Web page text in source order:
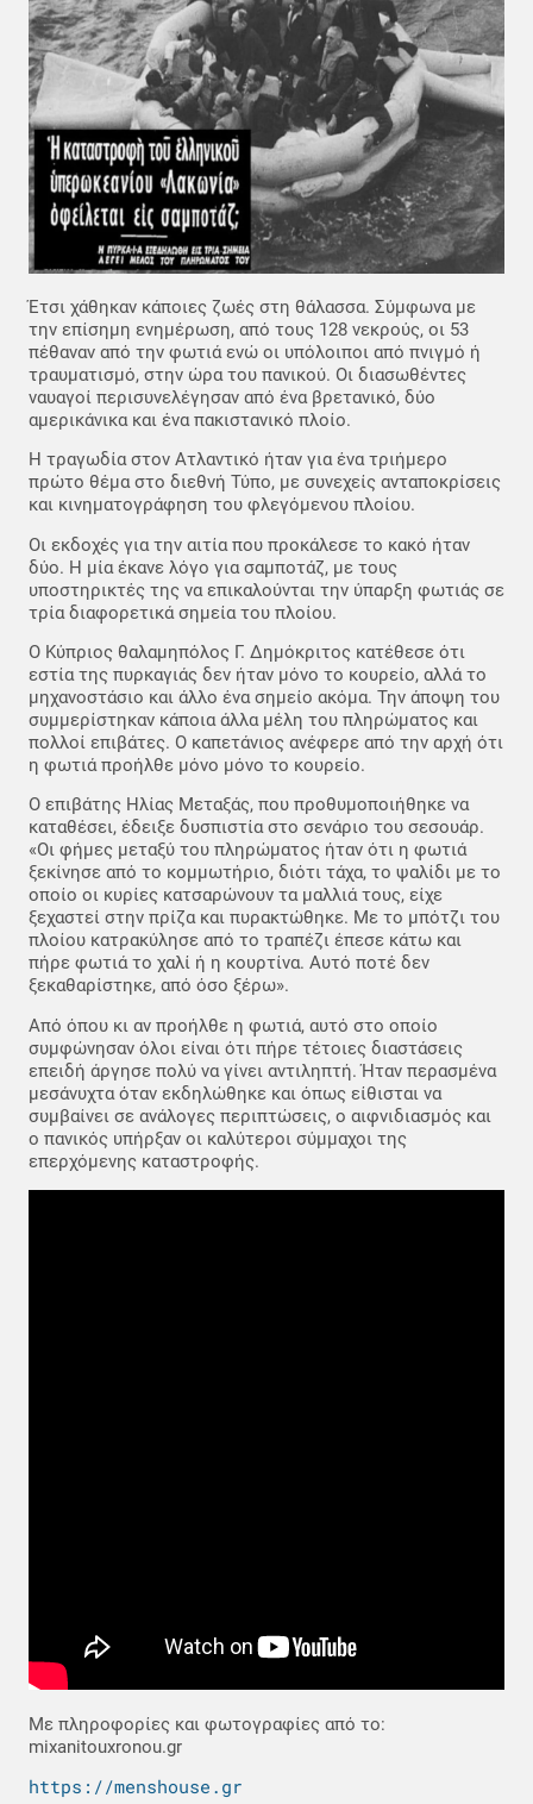
Έτσι χάθηκαν κάποιες ζωές στη θάλασσα. Σύμφωνα με
την επίσημη ενημέρωση, από τους 128 νεκρούς, οι 53
πέθαναν από την φωτιά ενώ οι υπόλοιποι από πνιγμό ή
τραυματισμό, στην ώρα του πανικού. Οι διασωθέντες
ναυαγοί περισυνελέγησαν από ένα βρετανικό, δύο
αμερικάνικα και ένα πακιστανικό πλοίο.
Η τραγωδία στον Ατλαντικό ήταν για ένα τριήμερο
πρώτο θέμα στο διεθνή Τύπο, με συνεχείς ανταποκρίσεις
και κινηματογράφηση του φλεγόμενου πλοίου.
Οι εκδοχές για την αιτία που προκάλεσε το κακό ήταν
δύο. Η μία έκανε λόγο για σαμποτάζ, με τους
υποστηρικτές της να επικαλούνται την ύπαρξη φωτιάς σε
τρία διαφορετικά σημεία του πλοίου.
Ο Κύπριος θαλαμηπόλος Γ. Δημόκριτος κατέθεσε ότι
εστία της πυρκαγιάς δεν ήταν μόνο το κουρείο, αλλά το
μηχανοστάσιο και άλλο ένα σημείο ακόμα. Την άποψη του
συμμερίστηκαν κάποια άλλα μέλη του πληρώματος και
πολλοί επιβάτες. Ο καπετάνιος ανέφερε από την αρχή ότι
η φωτιά προήλθε μόνο μόνο το κουρείο.
Ο επιβάτης Ηλίας Μεταξάς, που προθυμοποιήθηκε να
καταθέσει, έδειξε δυσπιστία στο σενάριο του σεσουάρ.
«Οι φήμες μεταξύ του πληρώματος ήταν ότι η φωτιά
ξεκίνησε από το κομμωτήριο, διότι τάχα, το ψαλίδι με το
οποίο οι κυρίες κατσαρώνουν τα μαλλιά τους, είχε
ξεχαστεί στην πρίζα και πυρακτώθηκε. Με το μπότζι του
πλοίου κατρακύλησε από το τραπέζι έπεσε κάτω και
πήρε φωτιά το χαλί ή η κουρτίνα. Αυτό ποτέ δεν
ξεκαθαρίστηκε, από όσο ξέρω».
Από όπου κι αν προήλθε η φωτιά, αυτό στο οποίο
συμφώνησαν όλοι είναι ότι πήρε τέτοιες διαστάσεις
επειδή άργησε πολύ να γίνει αντιληπτή. Ήταν περασμένα
μεσάνυχτα όταν εκδηλώθηκε και όπως είθισται να
συμβαίνει σε ανάλογες περιπτώσεις, ο αιφνιδιασμός και
ο πανικός υπήρξαν οι καλύτεροι σύμμαχοι της
επερχόμενης καταστροφής.
Με πληροφορίες και φωτογραφίες από το:
mixanitouxronou.gr
https://menshouse.gr